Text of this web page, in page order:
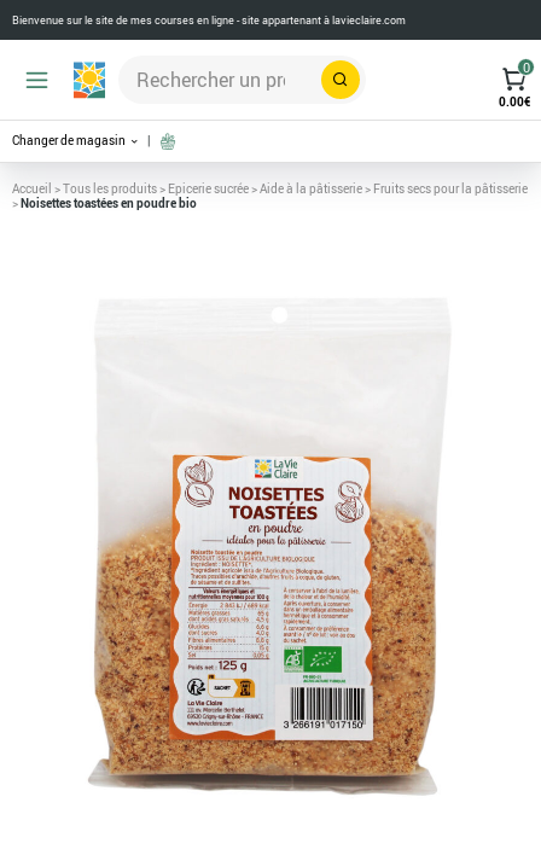
Bienvenue sur le site de mes courses en ligne - site appartenant àlavieclaire.com
Rechercher
0
0.00€
Changer de magasin
Accueil >Tous les produits> Epicerie sucrée>Aide à la pâtisserie> Fruits secs pour la pâtisserie
>Noisettes toastées en poudre bio